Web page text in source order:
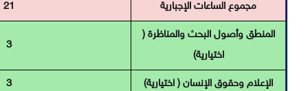
مجموع الساعات الإجبارية 21
المنطق وأصول البحث والمناظرة (
اختيارية)
3
الإعلام وحقوق الإنسان ( اختيارية) 3